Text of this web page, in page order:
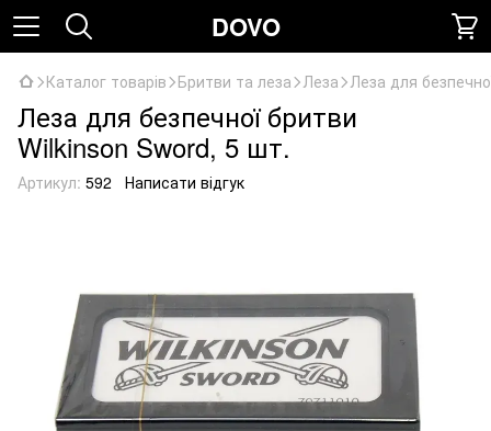
DOVO
Каталог товарів Бритви та леза Леза Леза для
Леза для безпечної бритви
Wilkinson Sword, 5 шт.
Артикул: 592 Написати відгук